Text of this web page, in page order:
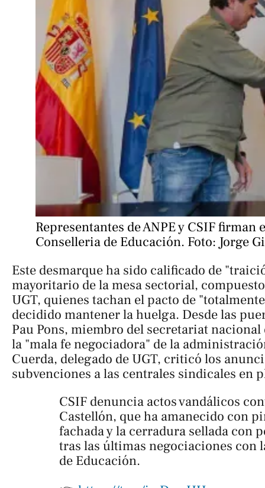
Representantes de ANPE y CSIF firman
Conselleria de Educación. Foto: Jorge
Este desmarque ha sido calificado de
mayoritario de la mesa sectorial,
UGT, quienes tachan el pacto de
decidido mantener la huelga. Desde las
Pau Pons, miembro del secretariat nacional
la "mala fe negociadora" de la
Cuerda, delegado de UGT, criticó los
subvenciones a las centrales sindicales en
CSIF denuncia actos vandálicos
Castellón, que ha amanecido con
fachada y la cerradura sellada con
tras las últimas negociaciones con
de Educación.